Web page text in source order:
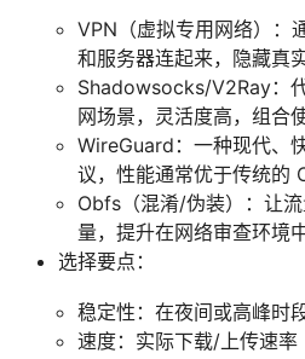
VPN（虚拟专用网络）：
和服务器连起来，隐藏真实
Shadowsocks/V2Ray：
网场景，灵活度高，组合
WireGuard：一种现代、
议，性能通常优于传统的
Obfs（混淆/伪装）：让
量，提升在网络审查环境
选择要点：
稳定性：在夜间或高峰时
速度：实际下载/上传速率